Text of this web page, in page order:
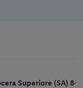
Superiore (SA)